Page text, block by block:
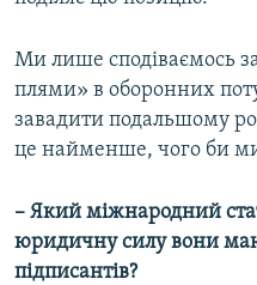
Ми лише сподіваємось
плями» в оборонних
завадити подальшому
це найменше, чого би
– Який міжнародний
юридичну силу вони
підписантів?